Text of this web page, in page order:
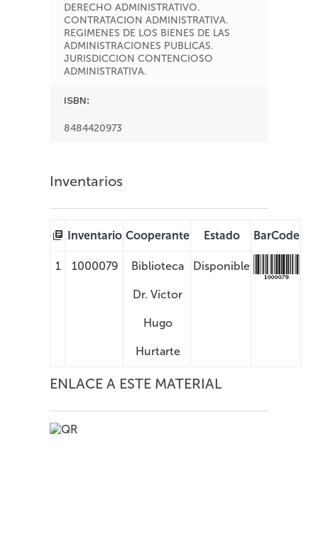
DERECHO ADMINISTRATIVO.
CONTRATACION ADMINISTRATIVA.
REGIMENES DE LOS BIENES DE LAS
ADMINISTRACIONES PUBLICAS.
JURISDICCION CONTENCIOSO
ADMINISTRATIVA.
ISBN:
8484420973
Inventarios
Inventario Cooperante Estado BarCode
1 1000079 Biblioteca
Dr. Ví­ctor
Hugo
Hurtarte
Disponible
ENLACE A ESTE MATERIAL